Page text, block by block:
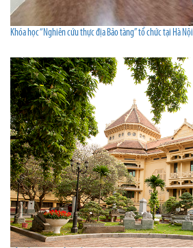
Khóa học “Nghiên cứu thực địa Bảo tàng” tổ chức tại Hà Nội